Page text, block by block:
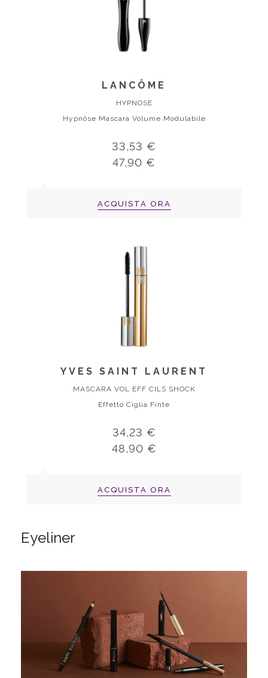
LANCÔME
HYPNOSE
Hypnôse Mascara Volume Modulabile
33,53 €
47,90 €
ACQUISTA ORA
YVES SAINT LAURENT
MASCARA VOL EFF CILS SHOCK
Effetto Ciglia Finte
34,23 €
48,90 €
ACQUISTA ORA
Eyeliner